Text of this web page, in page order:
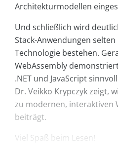
Architekturmodellen
Und schließlich wird
Stack-Anwendungen
Technologie bestehen.
WebAssembly
.NET und JavaScript
Dr. Veikko Krypczyk zeigt,
zu modernen, interaktiven
beiträgt.
Viel Spaß beim Lesen!